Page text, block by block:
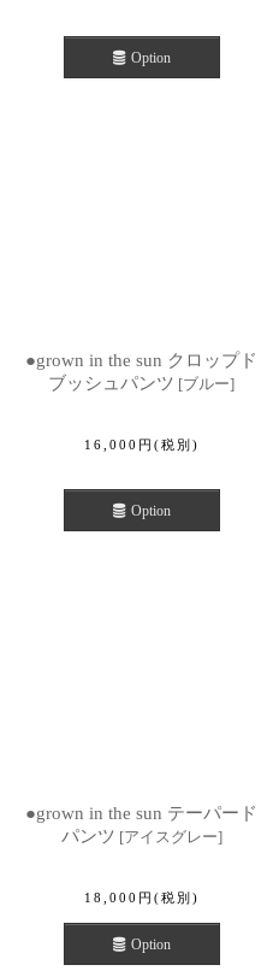
Option
●grown in the sun クロップド
ブッシュパンツ [ブルー]
16,000 円 (税別)
Option
●grown in the sun テーパード
パンツ [アイスグレー]
18,000 円 (税別)
Option